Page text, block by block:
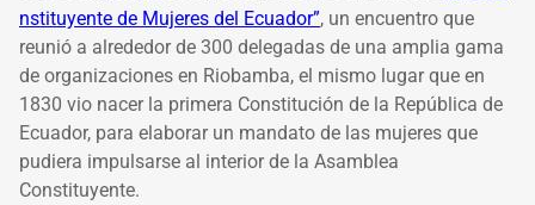
nstituyente de Mujeres del Ecuador”, un encuentro que
reunió a alrededor de 300 delegadas de una amplia gama
de organizaciones en Riobamba, el mismo lugar que en
1830 vio nacer la primera Constitución de la República de
Ecuador, para elaborar un mandato de las mujeres que
pudiera impulsarse al interior de la Asamblea
Constituyente.